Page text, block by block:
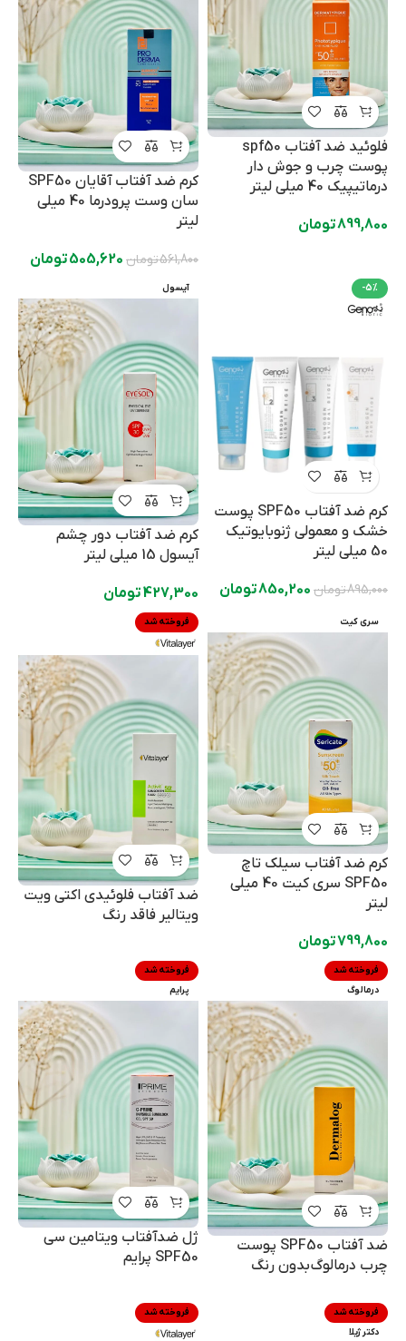
فلوئید ضد آفتاب spf50
پوست چرب و جوش دار
درماتیپیک 40 میلی لیتر
899,800تومان
کرم ضد آفتاب آقایان SPF50
سان وست پرودرما 40 میلی
لیتر
561,800تومان 505,620تومان
-5%
کرم ضد آفتاب SPF50 پوست
خشک و معمولی ژنوبایوتیک
50 میلی لیتر
895,000تومان 850,200تومان
آیسول
کرم ضد آفتاب دور چشم
آیسول 15 میلی لیتر
427,300تومان
سری کیت
کرم ضد آفتاب سیلک تاچ
SPF50 سری کیت 40 میلی
لیتر
799,800تومان
فروخته شد
ضد آفتاب فلوئیدی اکتی ویت
ویتالیر فاقد رنگ
فروخته شد
درمالوگ
ضد آفتاب SPF50 پوست
چرب درمالوگ بدون رنگ
فروخته شد
پرایم
ژل ضدآفتاب ویتامین سی
SPF50 پرایم
فروخته شد
دکترژیلا
فروخته شد